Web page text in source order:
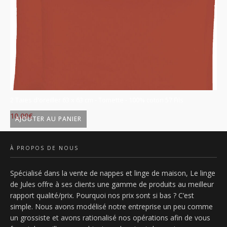
AJOUTER AU PANIER
10,00€
À PROPOS DE NOUS
Spécialisé dans la vente de nappes et linge de maison, Le linge
de Jules offre à ses clients une gamme de produits au meilleur
rapport qualité/prix. Pourquoi nos prix sont si bas ? C’est
simple. Nous avons modélisé notre entreprise un peu comme
un grossiste et avons rationalisé nos opérations afin de vous